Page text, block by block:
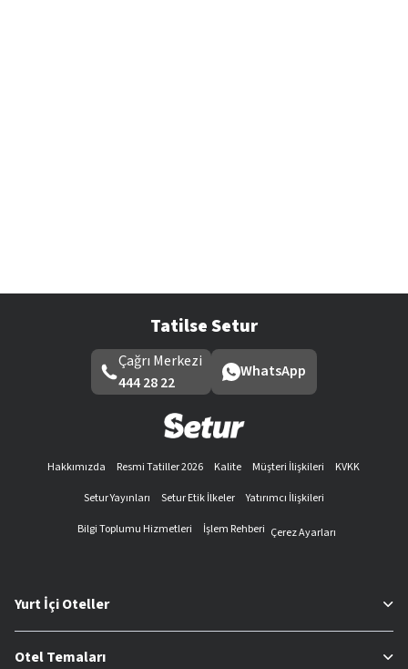
Tatilse Setur
Çağrı Merkezi
444 28 22
WhatsApp
Hakkımızda Resmi Tatiller 2026 Kalite Müşteri İlişkileri
KVKK
Setur Yayınları
Setur Etik İlkeler
Yatırımcı İlişkileri
Bilgi Toplumu Hizmetleri
İşlem Rehberi Çerez Ayarları
Yurt İçi Oteller
Otel Temaları